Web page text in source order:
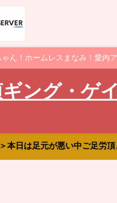
ん！ホームレスまなみ！愛内
ング・ゲ
日は足元が悪い中ご足労頂